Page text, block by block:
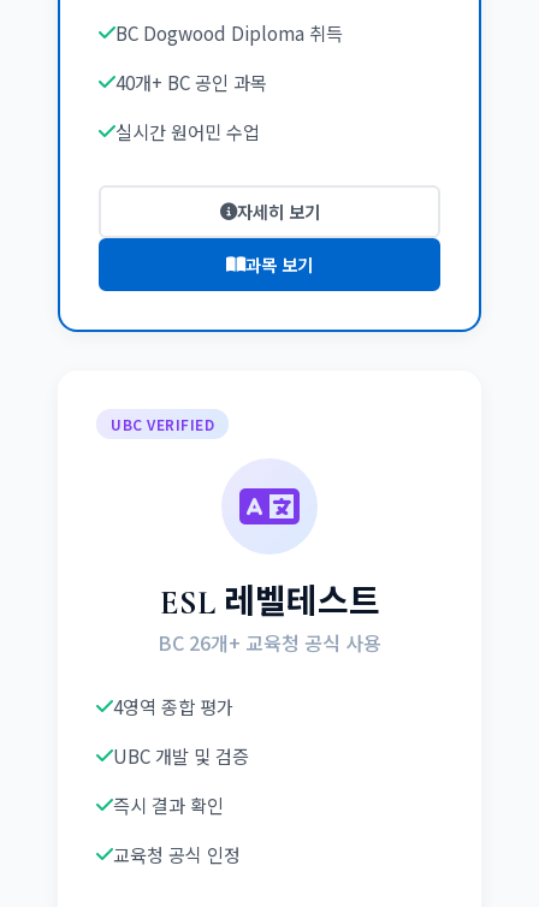
BC Dogwood Diploma 취득
40개+ BC 공인 과목
실시간 원어민 수업
자세히 보기
과목 보기
UBC VERIFIED
ESL 레벨테스트
BC 26개+ 교육청 공식 사용
4영역 종합 평가
UBC 개발 및 검증
즉시 결과 확인
교육청 공식 인정